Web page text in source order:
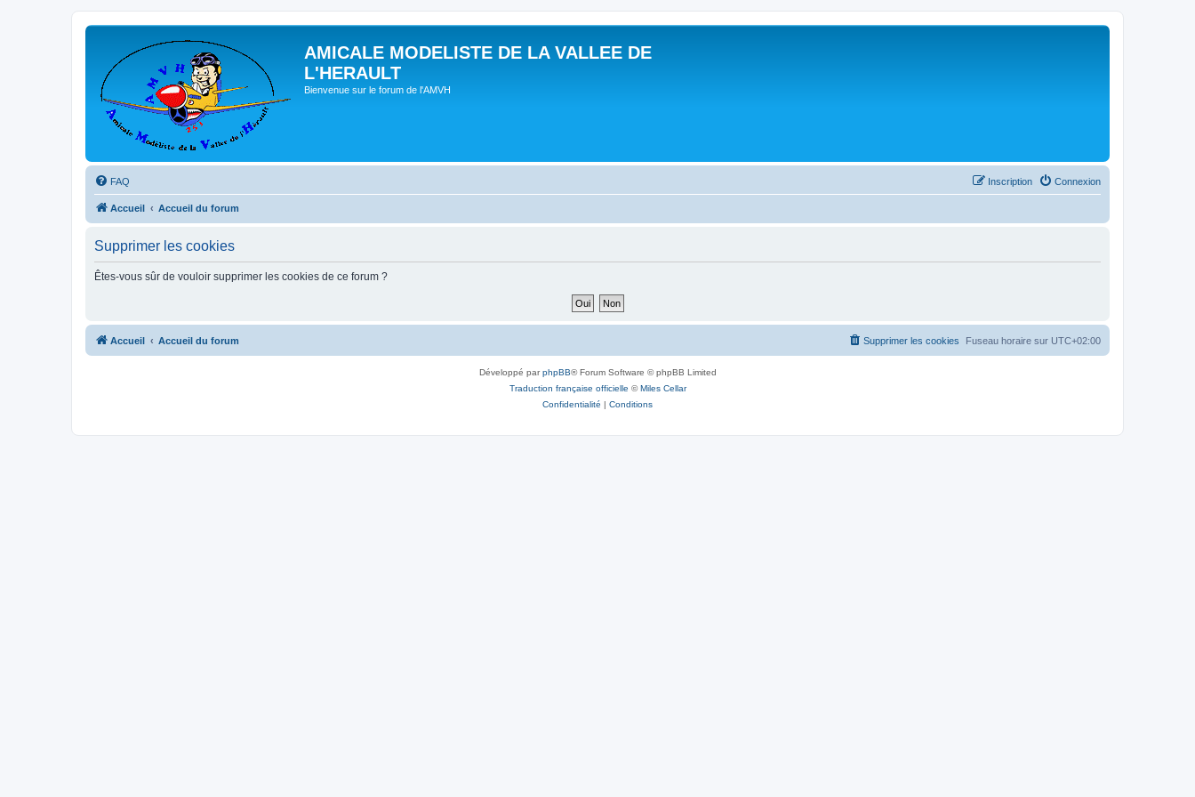
AMICALE MODELISTE DE LA VALLEE DE
L'HERAULT
Bienvenue sur le forum de l'AMVH
FAQ Connexion
Inscription
Accueil Accueil du forum
Supprimer les cookies
Êtes-vous sûr de vouloir supprimer les cookies de ce forum ?
Accueil Accueil du forum Fuseau horaire sur UTC+02:00
Supprimer les cookies
Développé parphpBB® Forum Software © phpBB Limited
Traduction française officielle ©Miles Cellar
Confidentialité | Conditions